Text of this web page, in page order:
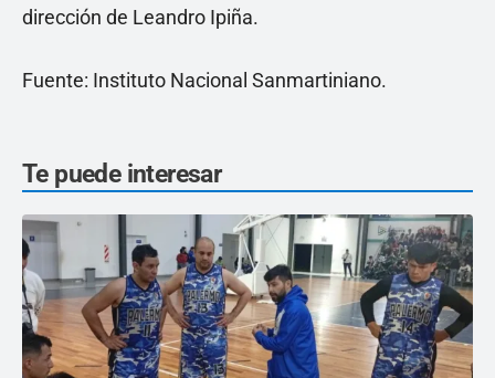
dirección de Leandro Ipiña.
Fuente: Instituto Nacional Sanmartiniano.
Te puede interesar